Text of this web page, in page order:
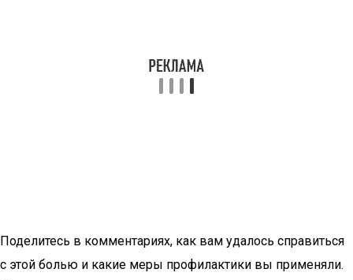
Поделитесь в комментариях, как вам удалось справиться
с этой болью и какие меры профилактики вы применяли.